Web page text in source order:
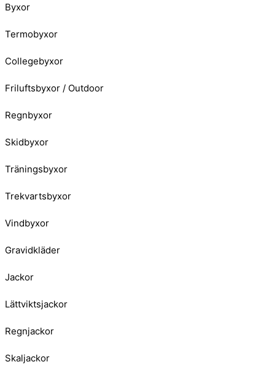
Byxor
Termobyxor
Collegebyxor
Friluftsbyxor / Outdoor
Regnbyxor
Skidbyxor
Träningsbyxor
Trekvartsbyxor
Vindbyxor
Gravidkläder
Jackor
Lättviktsjackor
Regnjackor
Skaljackor